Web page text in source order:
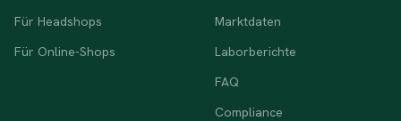
Für Headshops
Für Online-Shops
Marktdaten
Laborberichte
FAQ
Compliance